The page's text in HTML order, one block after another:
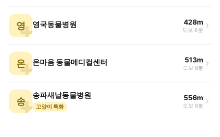
영 영국동물병원 428m
도보 6분
온 온마음 동물메디컬센터 513m
도보 8분
송
송파새날동물병원
고양이 특화
556m
도보 8분